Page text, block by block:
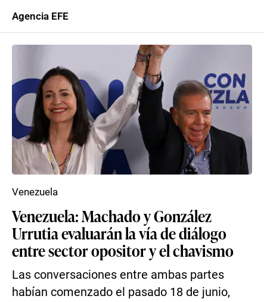
Agencia EFE
Venezuela: Machado y González
Urrutia evaluarán la vía de diálogo
entre sector opositor y el chavismo
Las conversaciones entre ambas partes
habían comenzado el pasado 18 de junio,
Venezuela